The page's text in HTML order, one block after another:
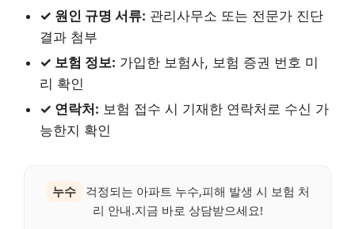
✓ 원인 규명 서류: 관리사무소 또는 전문가 진단
결과 첨부
✓ 보험 정보: 가입한 보험사, 보험 증권 번호 미
리 확인
✓ 연락처: 보험 접수 시 기재한 연락처로 수신 가
능한지 확인
누수
걱정되는 아파트 누수,피해 발생 시 보험 처
리 안내.지금 바로 상담받으세요!